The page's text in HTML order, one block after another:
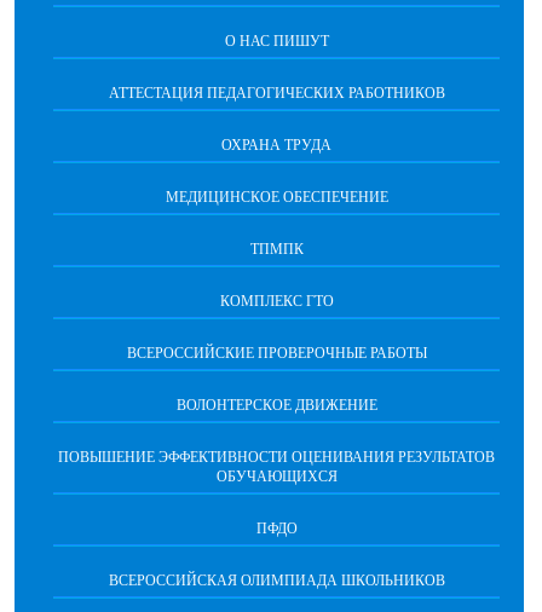
О НАС ПИШУТ
АТТЕСТАЦИЯ ПЕДАГОГИЧЕСКИХ РАБОТНИКОВ
ОХРАНА ТРУДА
МЕДИЦИНСКОЕ ОБЕСПЕЧЕНИЕ
ТПМПК
КОМПЛЕКС ГТО
ВСЕРОССИЙСКИЕ ПРОВЕРОЧНЫЕ РАБОТЫ
ВОЛОНТЕРСКОЕ ДВИЖЕНИЕ
ПОВЫШЕНИЕ ЭФФЕКТИВНОСТИ ОЦЕНИВАНИЯ РЕЗУЛЬТАТОВ
ОБУЧАЮЩИХСЯ
ПФДО
ВСЕРОССИЙСКАЯ ОЛИМПИАДА ШКОЛЬНИКОВ